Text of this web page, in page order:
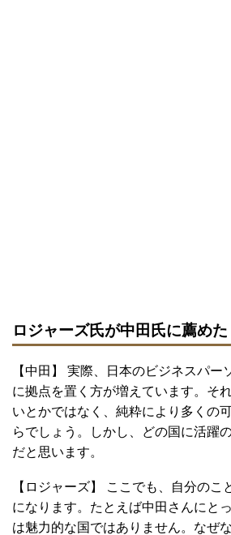
ロジャーズ氏が中田氏に薦めた
【中田】 実際、日本のビジネスパー
に拠点を置く方が増えています。そ
いとかではなく、純粋により多くの
らでしょう。しかし、どの国に活躍
だと思います。
【ロジャーズ】 ここでも、自分のこ
になります。たとえば中田さんにと
は魅力的な国ではありません。なぜ